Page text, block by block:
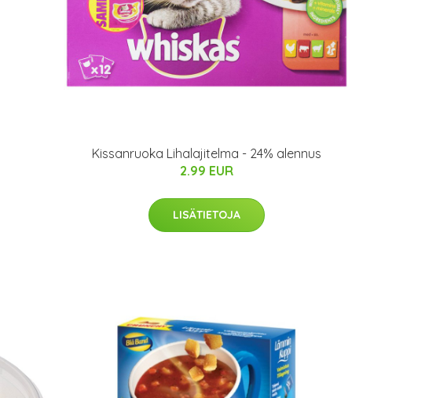
Kissanruoka Lihalajitelma - 24% alennus
2.99 EUR
LISÄTIETOJA